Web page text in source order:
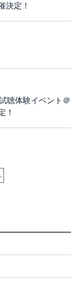
決定！
聴体験イベント＠
！